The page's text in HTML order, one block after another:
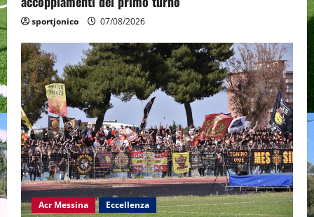
sportjonico 07/08/2026
Acr Messina Eccellenza